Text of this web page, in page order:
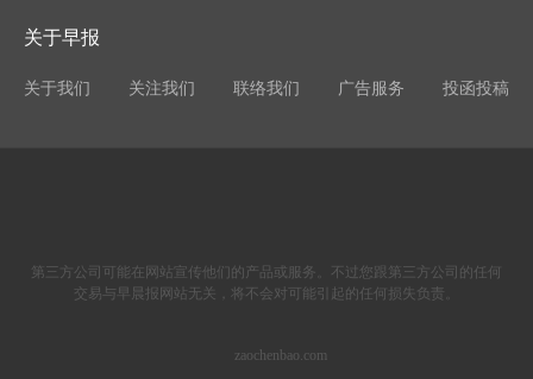
关于早报
关于我们 关注我们 联络我们 广告服务 投函投稿
第三方公司可能在网站宣传他们的产品或服务。不过您跟第三方公司的任何
交易与早晨报网站无关，将不会对可能引起的任何损失负责。
zaochenbao.com